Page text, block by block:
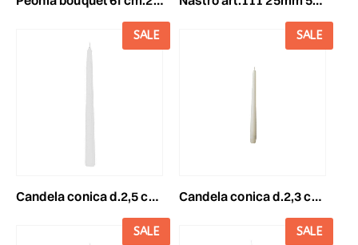
SALE
candela conica d.2,5 cmh.30 cm -300/25- conf. pz.6 bianco
SALE
candela conica d.2,3 cmh.25 cm -250/23- conf. pz.48 avorio
SALE SALE